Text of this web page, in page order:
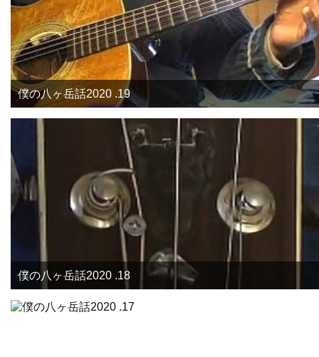
僕の八ヶ岳話2020 .19
僕の八ヶ岳話2020 .18